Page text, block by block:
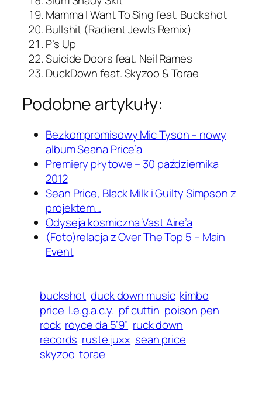
Mamma I Want To Sing feat. Buckshot
Bullshit (Radient Jewls Remix)
P’s Up
Suicide Doors feat. Neil Rames
DuckDown feat. Skyzoo & Torae
Podobne artykuły:
Bezkompromisowy Mic Tyson – nowy
album Seana Price’a
Premiery płytowe – 30 października
2012
Sean Price, Black Milk i Guilty Simpson z
projektem…
Odyseja kosmiczna Vast Aire’a
(Foto)relacja z Over The Top 5 – Main
Event
buckshot duck down music kimbo
price l.e.g.a.c.y. pf cuttin poison pen
rock royce da 5’9” ruck down
records ruste juxx sean price
skyzoo torae